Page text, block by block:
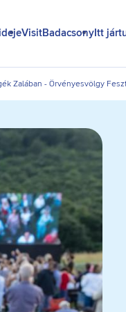
VisitBadacsonyItt
Zalában - Örvényesvölgy